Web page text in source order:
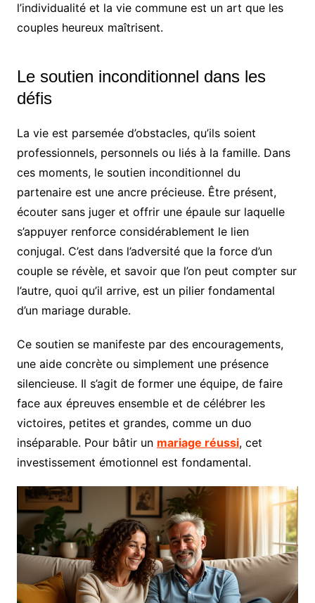
l’individualité et la vie commune est un art que les
couples heureux maîtrisent.
Le soutien inconditionnel dans les
défis
La vie est parsemée d’obstacles, qu’ils soient
professionnels, personnels ou liés à la famille. Dans
ces moments, le soutien inconditionnel du
partenaire est une ancre précieuse. Être présent,
écouter sans juger et offrir une épaule sur laquelle
s’appuyer renforce considérablement le lien
conjugal. C’est dans l’adversité que la force d’un
couple se révèle, et savoir que l’on peut compter sur
l’autre, quoi qu’il arrive, est un pilier fondamental
d’un mariage durable.
Ce soutien se manifeste par des encouragements,
une aide concrète ou simplement une présence
silencieuse. Il s’agit de former une équipe, de faire
face aux épreuves ensemble et de célébrer les
victoires, petites et grandes, comme un duo
inséparable. Pour bâtir un mariage réussi, cet
investissement émotionnel est fondamental.